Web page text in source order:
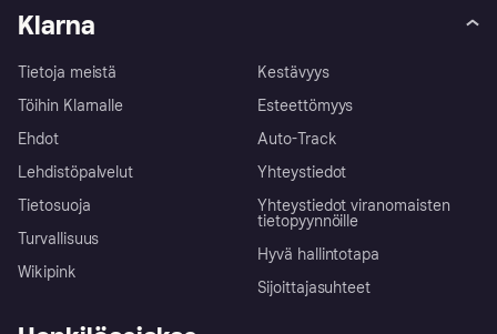
Klarna
Tietoja meistä
Töihin Klarnalle
Ehdot
Lehdistöpalvelut
Tietosuoja
Turvallisuus
Wikipink
Kestävyys
Esteettömyys
Auto-Track
Yhteystiedot
Yhteystiedot viranomaisten
tietopyynnöille
Hyvä hallintotapa
Sijoittajasuhteet